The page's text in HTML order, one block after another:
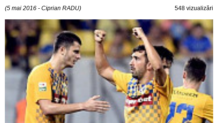
(5 mai 2016 - Ciprian RADU) 548 vizualizări